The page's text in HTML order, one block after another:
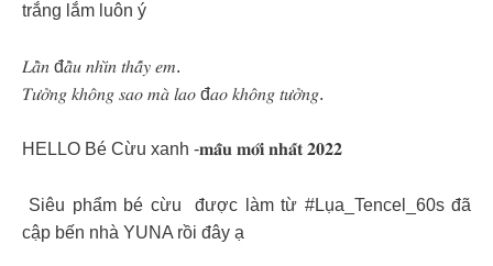
trắng lắm luôn ý
𝐿𝑎̂̀𝑛 đ𝑎̂̀𝑢 𝑛ℎ𝑖̀𝑛 𝑡ℎ𝑎̂́𝑦 𝑒𝑚.
𝑇𝑢̛𝑜̛̉𝑛𝑔 𝑘ℎ𝑜̂𝑛𝑔 𝑠𝑎𝑜 𝑚𝑎̀ 𝑙𝑎𝑜 đ𝑎𝑜 𝑘ℎ𝑜̂𝑛𝑔 𝑡𝑢̛𝑜̛̉𝑛𝑔.
HELLO Bé Cừu xanh -𝐦𝐚̂̃𝐮 𝐦𝐨̛́𝐢 𝐧𝐡𝐚̂́𝐭 𝟐𝟎𝟐𝟐
Siêu phẩm bé cừu được làm từ #Lụa_Tencel_60s đã
cập bến nhà YUNA rồi đây ạ